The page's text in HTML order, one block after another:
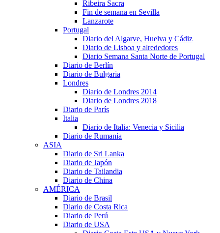
Ribeira Sacra
Fin de semana en Sevilla
Lanzarote
Portugal
Diario del Algarve, Huelva y Cádiz
Diario de Lisboa y alrededores
Diario Semana Santa Norte de Portugal
Diario de Berlín
Diario de Bulgaria
Londres
Diario de Londres 2014
Diario de Londres 2018
Diario de París
Italia
Diario de Italia: Venecia y Sicilia
Diario de Rumanía
ASIA
Diario de Sri Lanka
Diario de Japón
Diario de Tailandia
Diario de China
AMÉRICA
Diario de Brasil
Diario de Costa Rica
Diario de Perú
Diario de USA